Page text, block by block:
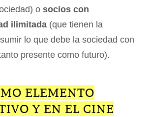
o socios con
ilimitada (que tienen la
lo que debe la sociedad con
presente como futuro).
ELEMENTO
Y EN EL CINE